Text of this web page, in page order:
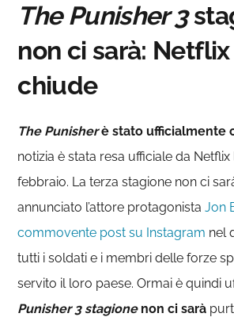
The Punisher 3
non ci sarà:
chiude
The Punisherè stato ufficialmente
notizia è stata resa ufficiale da Netflix
febbraio. La terza stagione non ci
annunciato l’attore protagonistaJon
commovente post su Instagram nel
tutti i soldati e i membri delle forze
servito il loro paese. Ormai è quindi
Punisher 3 stagione non ci sarà